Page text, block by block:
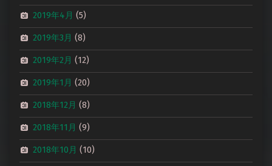
2019年4月 (5)
2019年3月 (8)
2019年2月 (12)
2019年1月 (20)
2018年12月 (8)
2018年11月 (9)
2018年10月 (10)